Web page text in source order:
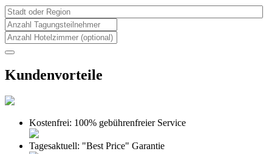
Kundenvorteile
Kostenfrei: 100% gebührenfreier Service
Tagesaktuell: "Best Price" Garantie